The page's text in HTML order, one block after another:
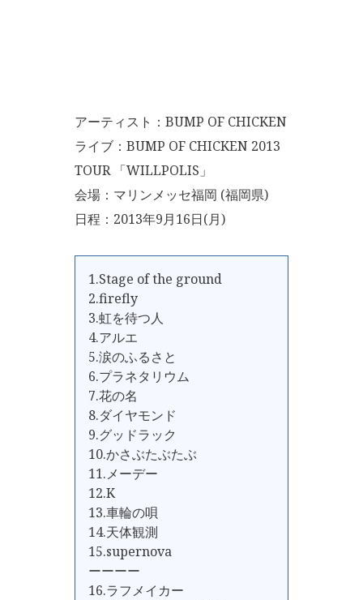
アーティスト：BUMP OF CHICKEN
ライブ：BUMP OF CHICKEN 2013
TOUR 「WILLPOLIS」
会場：マリンメッセ福岡 (福岡県)
日程：2013年9月16日(月)
1.Stage of the ground
2.firefly
3.虹を待つ人
4.アルエ
5.涙のふるさと
6.プラネタリウム
7.花の名
8.ダイヤモンド
9.グッドラック
10.かさぶたぶたぶ
11.メーデー
12.K
13.車輪の唄
14.天体観測
15.supernova
ーーーー
16.ラフメイカー